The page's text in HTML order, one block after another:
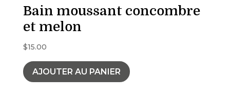
Bain moussant concombre
et melon
$15.00
AJOUTER AU PANIER